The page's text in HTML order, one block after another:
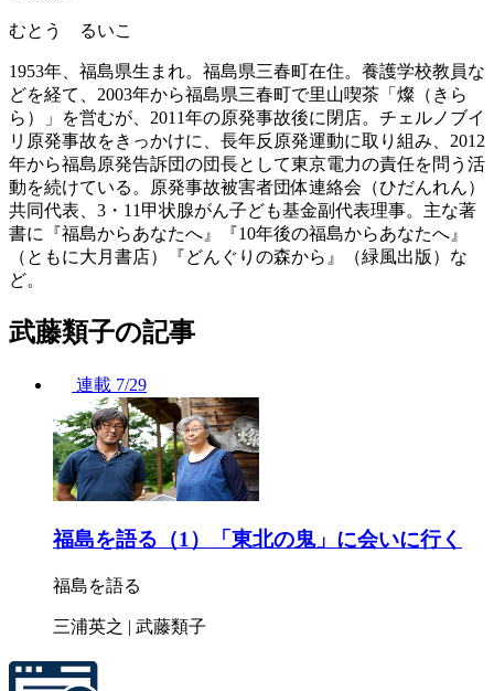
むとう るいこ
1953年、福島県生まれ。福島県三春町在住。養護学校教員な
どを経て、2003年から福島県三春町で里山喫茶「燦（きら
ら）」を営むが、2011年の原発事故後に閉店。チェルノブイ
リ原発事故をきっかけに、長年反原発運動に取り組み、2012
年から福島原発告訴団の団長として東京電力の責任を問う活
動を続けている。原発事故被害者団体連絡会（ひだんれん）
共同代表、3・11甲状腺がん子ども基金副代表理事。主な著
書に『福島からあなたへ』『10年後の福島からあなたへ』
（ともに大月書店）『どんぐりの森から』（緑風出版）な
ど。
武藤類子の記事
連載 7/29
福島を語る（1）「東北の鬼」に会いに行く
福島を語る
三浦英之 | 武藤類子